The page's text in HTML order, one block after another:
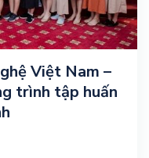
Việt Nam –
trình tập huấn